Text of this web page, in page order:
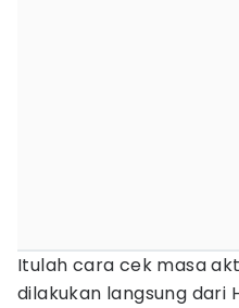
Itulah cara cek masa
dilakukan langsung dari